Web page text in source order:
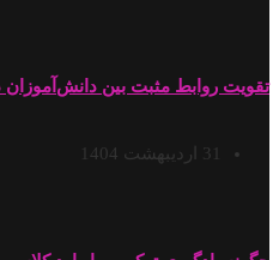
تقویت روابط مثبت بین دانش‌آموزان
31 اردیبهشت 1404